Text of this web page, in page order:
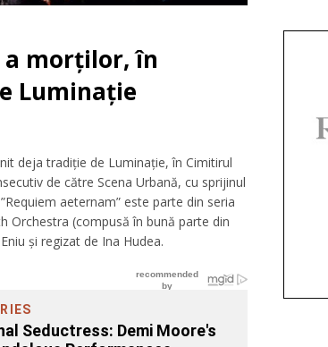
a morților, în
Luminație
deja tradiție de Luminație, în Cimitirul
de către Scena Urbană, cu sprijinul
aeternam” este parte din seria
Orchestra (compusă în bună parte din
și regizat de Ina Hudea.